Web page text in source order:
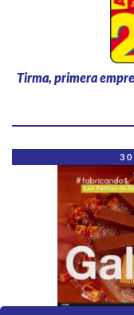
Tirma, primera